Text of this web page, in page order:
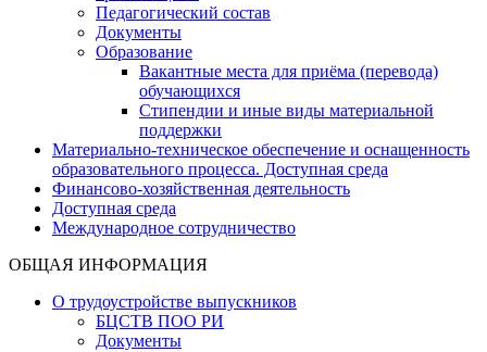
Педагогический состав
Документы
Образование
Вакантные места для приёма (перевода)
обучающихся
Стипендии и иные виды материальной
поддержки
Материально-техническое обеспечение и оснащенность
образовательного процесса. Доступная среда
Финансово-хозяйственная деятельность
Доступная среда
Международное сотрудничество
ОБЩАЯ ИНФОРМАЦИЯ
О трудоустройстве выпускников
БЦСТВ ПОО РИ
Документы